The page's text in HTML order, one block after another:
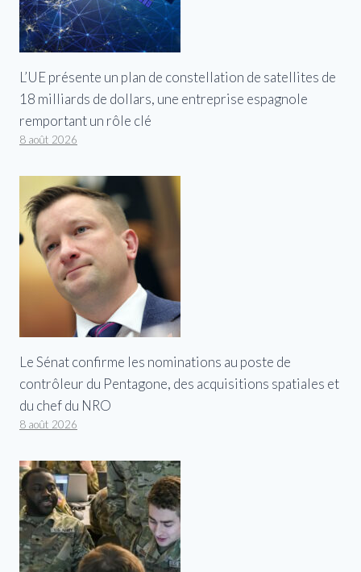
L’UE présente un plan de constellation de satellites de
18 milliards de dollars, une entreprise espagnole
remportant un rôle clé
8 août 2026
Le Sénat confirme les nominations au poste de
contrôleur du Pentagone, des acquisitions spatiales et
du chef du NRO
8 août 2026